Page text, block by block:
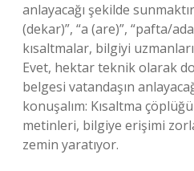
anlayacağı şekilde
(dekar)”, “a (are)”, “pafta/
kısaltmalar, bilgiyi
Evet, hektar teknik olarak
belgesi vatandaşın
konuşalım: Kısaltma
metinleri, bilgiye erişimi
zemin yaratıyor.